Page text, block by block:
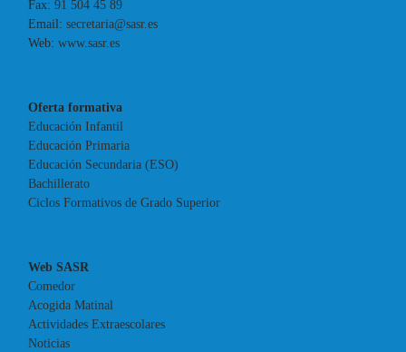
Fax:91 504 45 89
Email:secretaria@sasr.es
Web:www.sasr.es
Oferta formativa
Educación Infantil
Educación Primaria
Educación Secundaria (ESO)
Bachillerato
Ciclos Formativos de Grado Superior
Web SASR
Comedor
Acogida Matinal
Actividades Extraescolares
Noticias